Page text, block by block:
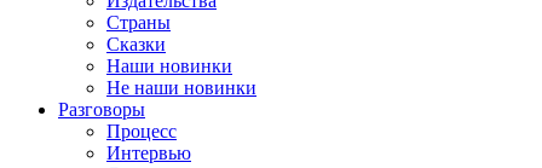
Страны
Сказки
Наши новинки
Не наши новинки
Разговоры
Процесс
Интервью